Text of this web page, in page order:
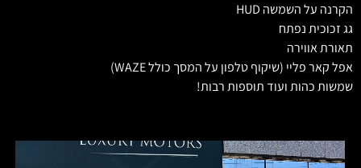
הקרנה על השמשה HUD
גג זכוכית נפתח
תאורת אווירה
אפל קאר פליי (שיקוף טלפון על המסך כולל WAZE)
שמשות כהות ועוד תוספות רבות!